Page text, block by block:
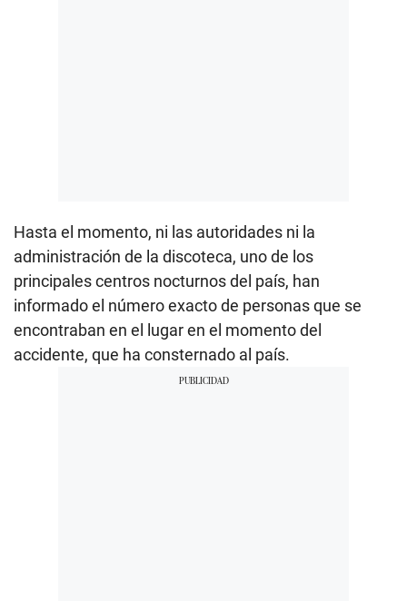
Hasta el momento, ni las autoridades ni la
administración de la discoteca, uno de los
principales centros nocturnos del país, han
informado el número exacto de personas que se
encontraban en el lugar en el momento del
accidente, que ha consternado al país.